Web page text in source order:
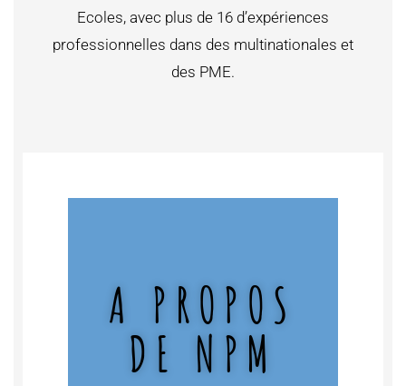
Ecoles, avec plus de 16 d’expériences
professionnelles dans des multinationales et
des PME.
A PROPOS
DE NPM